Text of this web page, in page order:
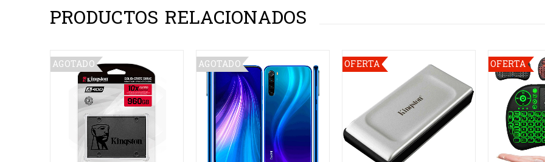
PRODUCTOS RELACIONADOS
AGOTADO AGOTADO OFERTA OFERTA